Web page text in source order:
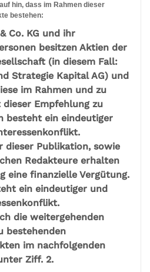
hin, dass im Rahmen dieser
bestehen:
Co. KG und ihr
besitzen Aktien der
(in diesem Fall:
Strategie Kapital AG) und
im Rahmen und zu
Empfehlung zu
besteht ein eindeutiger
dieser Publikation, sowie
Redakteure erhalten
eine finanzielle Vergütung.
ein eindeutiger und
die weitergehenden
bestehenden
im nachfolgenden
Ziff. 2.